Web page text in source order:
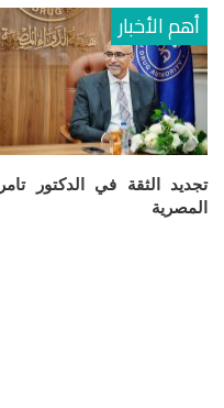
أهم الأخبار
تجديد الثقة في الدكتور
المصرية